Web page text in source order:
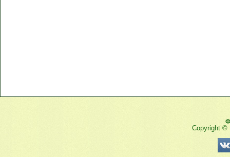
Copyright ©